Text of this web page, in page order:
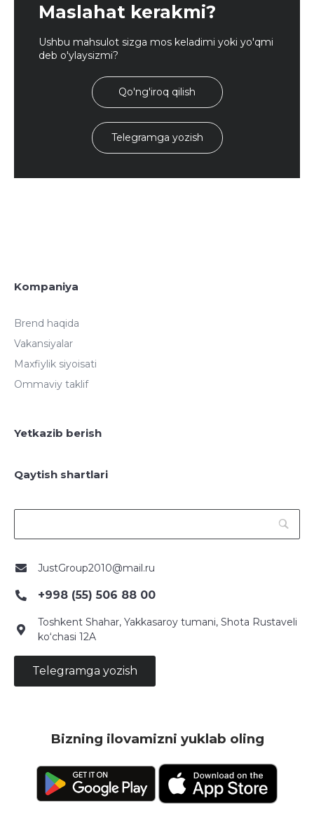
Maslahat kerakmi?
Ushbu mahsulot sizga mos keladimi yoki yo'qmi
deb o'ylaysizmi?
Qo'ng'iroq qilish
Telegramga yozish
Kompaniya
Brend haqida
Vakansiyalar
Maxfiylik siyoisati
Ommaviy taklif
Yetkazib berish
Qaytish shartlari
JustGroup2010@mail.ru
+998 (55) 506 88 00
Toshkent Shahar, Yakkasaroy tumani, Shota Rustaveli
ko‘chasi 12A
Telegramga yozish
Bizning ilovamizni yuklab oling